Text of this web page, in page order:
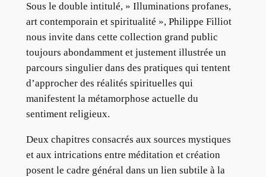
Sous le double intitulé, » Illuminations profanes,
art contemporain et spiritualité », Philippe Filliot
nous invite dans cette collection grand public
toujours abondamment et justement illustrée un
parcours singulier dans des pratiques qui tentent
d’approcher des réalités spirituelles qui
manifestent la métamorphose actuelle du
sentiment religieux.
Deux chapitres consacrés aux sources mystiques
et aux intrications entre méditation et création
posent le cadre général dans un lien subtile à la